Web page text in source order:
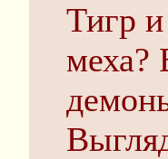
Тигр
меха?